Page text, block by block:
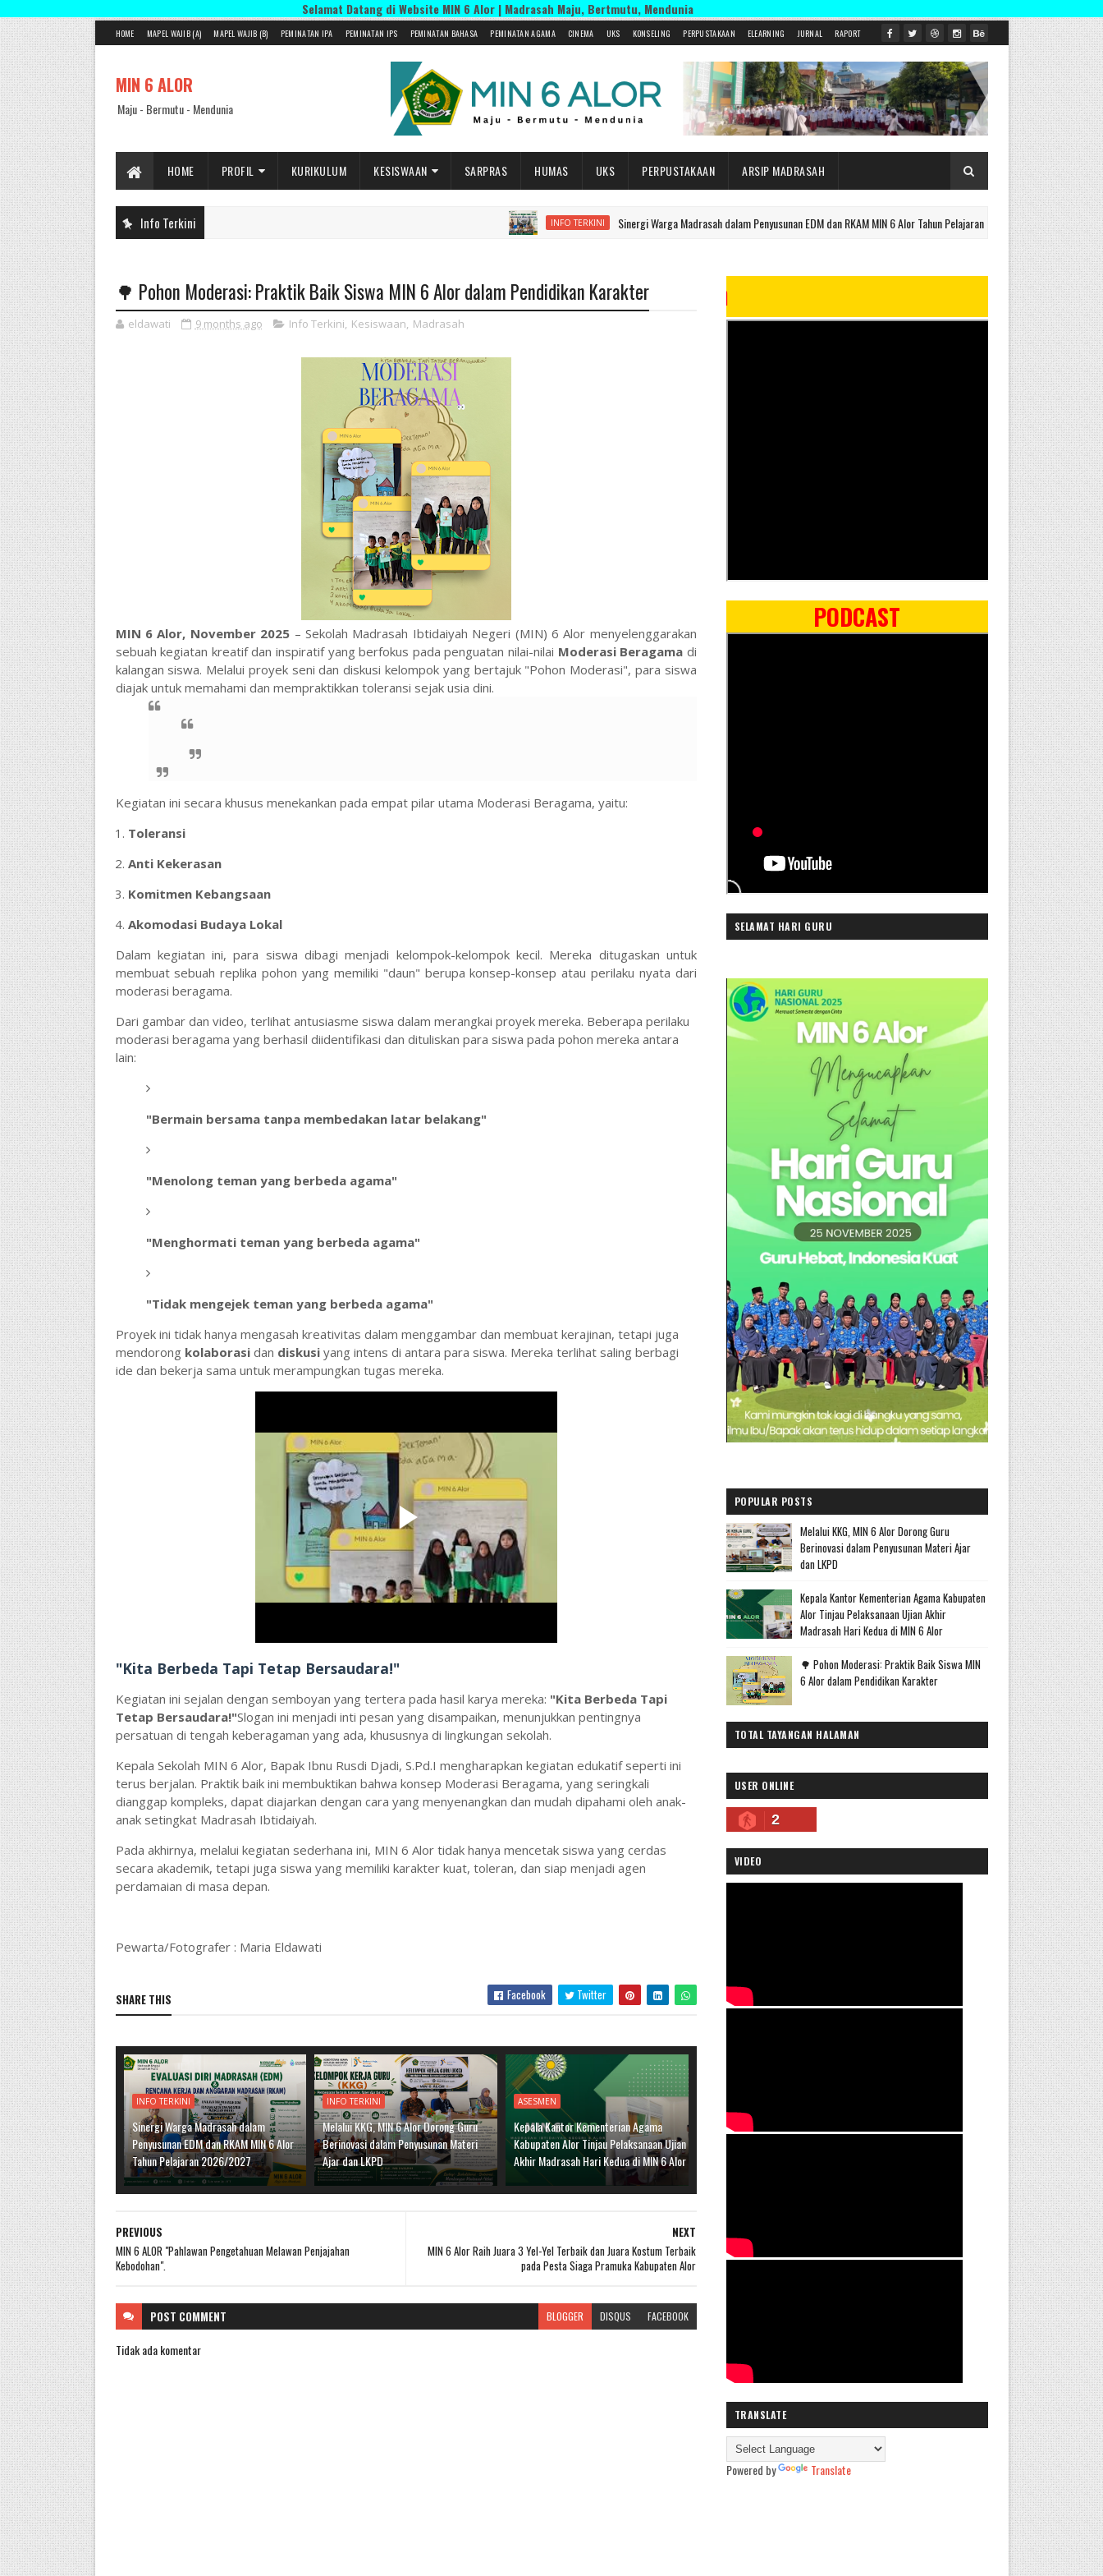
Selamat Datang di Website MIN 6 Alor | Madrasah Maju, Bertmutu, Mendunia
HOME MAPEL WAJIB (A) MAPEL WAJIB (B) PEMINATAN IPA PEMINATAN IPS PEMINATAN BAHASA PEMINATAN AGAMA CINEMA UKS KONSELING PERPUSTAKAAN ELEARNING JURNAL RAPORT
MIN 6 ALOR
Maju - Bermutu - Mendunia
HOME PROFIL KURIKULUM KESISWAAN SARPRAS HUMAS UKS PERPUSTAKAAN ARSIP MADRASAH
Info Terkini INFO TERKINI Sinergi Warga Madrasah dalam Penyusunan EDM dan RKAM MIN 6 Alor Tahun Pelajaran 2026/2027 INFO
🌳 Pohon Moderasi: Praktik Baik Siswa MIN 6 Alor dalam Pendidikan Karakter
eldawati 9 months ago Info Terkini, Kesiswaan, Madrasah
MIN 6 Alor, November 2025 – Sekolah Madrasah Ibtidaiyah Negeri (MIN) 6 Alor menyelenggarakan
sebuah kegiatan kreatif dan inspiratif yang berfokus pada penguatan nilai-nilai Moderasi Beragama di
kalangan siswa. Melalui proyek seni dan diskusi kelompok yang bertajuk "Pohon Moderasi", para siswa
diajak untuk memahami dan mempraktikkan toleransi sejak usia dini.
Kegiatan ini secara khusus menekankan pada empat pilar utama Moderasi Beragama, yaitu:
Toleransi
Anti Kekerasan
Komitmen Kebangsaan
Akomodasi Budaya Lokal
Dalam kegiatan ini, para siswa dibagi menjadi kelompok-kelompok kecil. Mereka ditugaskan untuk
membuat sebuah replika pohon yang memiliki "daun" berupa konsep-konsep atau perilaku nyata dari
moderasi beragama.
Dari gambar dan video, terlihat antusiasme siswa dalam merangkai proyek mereka. Beberapa perilaku
moderasi beragama yang berhasil diidentifikasi dan dituliskan para siswa pada pohon mereka antara
lain:
"Bermain bersama tanpa membedakan latar belakang"
"Menolong teman yang berbeda agama"
"Menghormati teman yang berbeda agama"
"Tidak mengejek teman yang berbeda agama"
Proyek ini tidak hanya mengasah kreativitas dalam menggambar dan membuat kerajinan, tetapi juga
mendorong kolaborasidan diskusiyang intens di antara para siswa. Mereka terlihat saling berbagi
ide dan bekerja sama untuk merampungkan tugas mereka.
"Kita Berbeda Tapi Tetap Bersaudara!"
Kegiatan ini sejalan dengan semboyan yang tertera pada hasil karya mereka: "Kita Berbeda Tapi
Tetap Bersaudara!"Slogan ini menjadi inti pesan yang disampaikan, menunjukkan pentingnya
persatuan di tengah keberagaman yang ada, khususnya di lingkungan sekolah.
Kepala Sekolah MIN 6 Alor, Bapak Ibnu Rusdi Djadi, S.Pd.I mengharapkan kegiatan edukatif seperti ini
terus berjalan. Praktik baik ini membuktikan bahwa konsep Moderasi Beragama, yang seringkali
dianggap kompleks, dapat diajarkan dengan cara yang menyenangkan dan mudah dipahami oleh anak-
anak setingkat Madrasah Ibtidaiyah.
Pada akhirnya, melalui kegiatan sederhana ini, MIN 6 Alor tidak hanya mencetak siswa yang cerdas
secara akademik, tetapi juga siswa yang memiliki karakter kuat, toleran, dan siap menjadi agen
perdamaian di masa depan.
Pewarta/Fotografer : Maria Eldawati
SHARE THIS Facebook Twitter
INFO TERKINI
Sinergi Warga Madrasah dalam
Penyusunan EDM dan RKAM MIN 6 Alor
Tahun Pelajaran 2026/2027
INFO TERKINI
Melalui KKG, MIN 6 Alor Dorong Guru
Berinovasi dalam Penyusunan Materi
Ajar dan LKPD
ASESMEN
Kepala Kantor Kementerian Agama
Kabupaten Alor Tinjau Pelaksanaan Ujian
Akhir Madrasah Hari Kedua di MIN 6 Alor
NEXT
MIN 6 Alor Raih Juara 3 Yel-Yel Terbaik dan Juara Kostum Terbaik
pada Pesta Siaga Pramuka Kabupaten Alor
PREVIOUS
MIN 6 ALOR "Pahlawan Pengetahuan Melawan Penjajahan
Kebodohan".
POST COMMENT BLOGGER DISQUS FACEBOOK
Tidak ada komentar
Info Madrasah
PODCAST
SELAMAT HARI GURU
POPULAR POSTS
Melalui KKG, MIN 6 Alor Dorong Guru
Berinovasi dalam Penyusunan Materi Ajar
dan LKPD
Kepala Kantor Kementerian Agama Kabupaten
Alor Tinjau Pelaksanaan Ujian Akhir
Madrasah Hari Kedua di MIN 6 Alor
🌳 Pohon Moderasi: Praktik Baik Siswa MIN
6 Alor dalam Pendidikan Karakter
TOTAL TAYANGAN HALAMAN
USER ONLINE
2
VIDEO
TRANSLATE
Powered by Translate